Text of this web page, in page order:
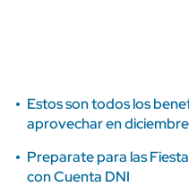
Estos son todos los
aprovechar en diciembre
Preparate para las
con Cuenta DNI